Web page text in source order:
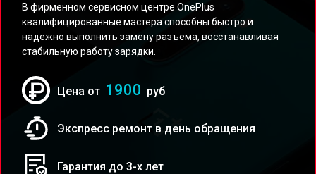
В фирменном сервисном центре OnePlus
квалифицированные мастера способны быстро и
надежно выполнить замену разъема, восстанавливая
стабильную работу зарядки.
Цена от 1900 руб
Экспресс ремонт в день обращения
Гарантия до 3-х лет